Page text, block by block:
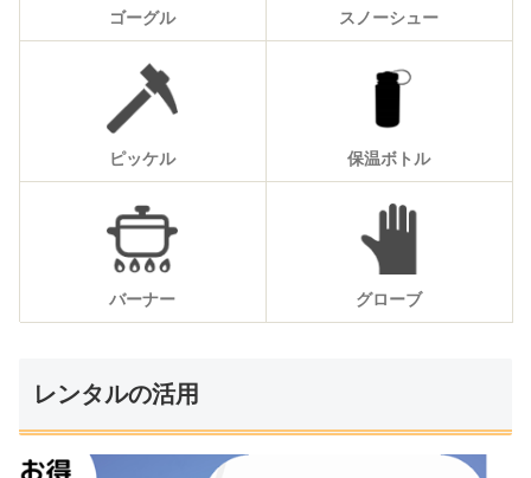
ゴーグル スノーシュー
ピッケル 保温ボトル
バーナー グローブ
レンタルの活用